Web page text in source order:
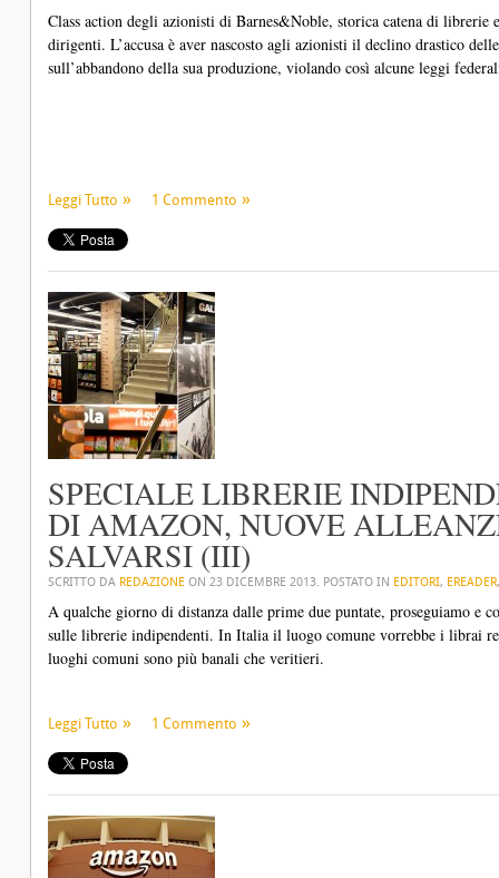
Class action degli azionisti di Barnes&Noble, storica catena di
dirigenti. L’accusa è aver nascosto agli azionisti il declino drastico
sull’abbandono della sua produzione, violando così alcune leggi
Leggi Tutto 1 Commento
SPECIALE LIBRERIE
DI AMAZON, NUOVE
SALVARSI (III)
SCRITTO DA REDAZIONE ON 23 DICEMBRE 2013. POSTATO IN EDITORI, EREADER
A qualche giorno di distanza dalle prime due puntate, proseguiamo e
sulle librerie indipendenti. In Italia il luogo comune vorrebbe i librai
luoghi comuni sono più banali che veritieri.
Leggi Tutto 1 Commento